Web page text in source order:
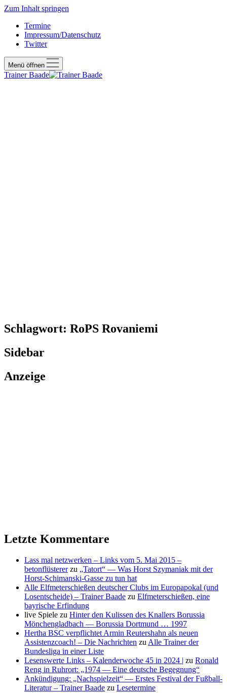
Zum Inhalt springen
Termine
Impressum/Datenschutz
Twitter
Menü öffnen
Trainer Baade
Schlagwort: RoPS Rovaniemi
Sidebar
Anzeige
Letzte Kommentare
Lass mal netzwerken – Links vom 5. Mai 2015 –
betonflüstererzu „Tatort“ — Was Horst Szymaniak mit der
Horst-Schimanski-Gasse zu tun hat
Alle Elfmeterschießen deutscher Clubs im Europapokal (und
Losentscheide) – Trainer Baade zu Elfmeterschießen, eine
bayrische Erfindung
live Spiele zu Hinter den Kulissen des Knallers Borussia
Mönchengladbach — Borussia Dortmund … 1997
Hertha BSC verpflichtet Armin Reutershahn als neuen
Assistenzcoach! – Die Nachrichten zuAlle Trainer der
Bundesliga in einer Liste
Lesenswerte Links – Kalenderwoche 45 in 2024 | zu Ronald
Reng in Ruhrort: „1974 — Eine deutsche Begegnung“
Ankündigung: „Nachspielzeit“ — Erstes Festival der Fußball-
Literatur – Trainer Baade zu Lesetermine